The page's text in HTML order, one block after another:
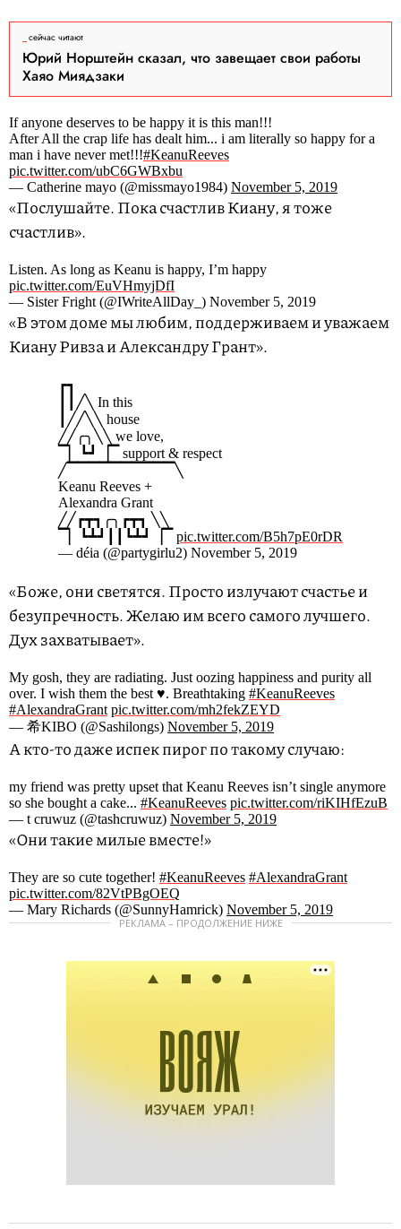
сейчас читают
Юрий Норштейн сказал, что завещает свои работы
Хаяо Миядзаки
If anyone deserves to be happy it is this man!!!
After All the crap life has dealt him... i am literally so happy for a
man i have never met!!!#KeanuReeves
pic.twitter.com/ubC6GWBxbu
— Catherine mayo (@missmayo1984) November 5, 2019
«Послушайте. Пока счастлив Киану, я тоже
счастлив».
Listen. As long as Keanu is happy, I’m happy
pic.twitter.com/EuVHmyjDfI
— Sister Fright (@IWriteAllDay_) November 5, 2019
«В этом доме мы любим, поддерживаем и уважаем
Киану Ривза и Александру Грант».
┏┓
┃┃╱╲ In this
┃╱╱╲╲ house
╱╱╭╮╲╲ we love,
▔▏┗┛▕▔ support & respect
╱▔▔▔▔▔▔▔▔▔▔╲
Keanu Reeves +
Alexandra Grant
╱╱┏┳┓╭╮┏┳┓ ╲╲
▔▏┗┻┛┃┃┗┻┛▕▔ pic.twitter.com/B5h7pE0rDR
— déia (@partygirlu2) November 5, 2019
«Боже, они светятся. Просто излучают счастье и
безупречность. Желаю им всего самого лучшего.
Дух захватывает».
My gosh, they are radiating. Just oozing happiness and purity all
over. I wish them the best ♥. Breathtaking #KeanuReeves
#AlexandraGrant pic.twitter.com/mh2fekZEYD
— 希KIBO (@Sashilongs) November 5, 2019
А кто-то даже испек пирог по такому случаю:
my friend was pretty upset that Keanu Reeves isn’t single anymore
so she bought a cake... #KeanuReeves pic.twitter.com/riKIHfEzuB
— t cruwuz (@tashcruwuz) November 5, 2019
«Они такие милые вместе!»
They are so cute together! #KeanuReeves #AlexandraGrant
pic.twitter.com/82VtPBgOEQ
— Mary Richards (@SunnyHamrick) November 5, 2019
РЕКЛАМА – ПРОДОЛЖЕНИЕ НИЖЕ